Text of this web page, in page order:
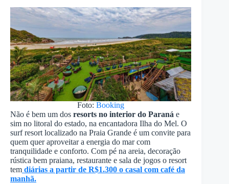
Foto:Booking
Não é bem um dos resorts no interior do Paraná e
sim no litoral do estado, na encantadora Ilha do Mel. O
surf resort localizado na Praia Grande é um convite para
quem quer aproveitar a energia do mar com
tranquilidade e conforto. Com pé na areia, decoração
rústica bem praiana, restaurante e sala de jogos o resort
tem diárias a partir de R$1.300 o casal com café da
manhã.